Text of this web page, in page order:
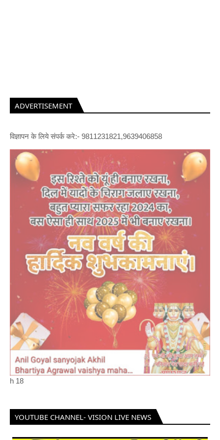
ADVERTISEMENT
विज्ञापन के लिये संपर्क करे:- 9811231821,9639406858
h 18
YOUTUBE CHANNEL- VISION LIVE NEWS